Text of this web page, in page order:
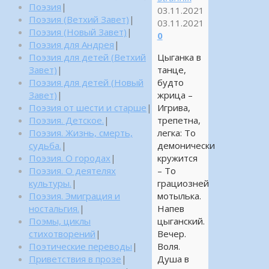
03.11.2021
03.11.2021
0
Цыганка в
танце,
будто
жрица –
Игрива,
трепетна,
легка: То
демонически
кружится
– То
грациозней
мотылька.
Напев
цыганский.
Вечер.
Воля.
Душа в
Поэзия |
Поэзия (Ветхий Завет) |
Поэзия (Новый Завет) |
Поэзия для Андрея |
Поэзия для детей (Ветхий
Завет) |
Поэзия для детей (Новый
Завет) |
Поэзия от шести и старше |
Поэзия. Детское. |
Поэзия. Жизнь, смерть,
судьба. |
Поэзия. О городах |
Поэзия. О деятелях
культуры. |
Поэзия. Эмиграция и
ностальгия. |
Поэмы, циклы
стихотворений |
Поэтические переводы |
Приветствия в прозе |